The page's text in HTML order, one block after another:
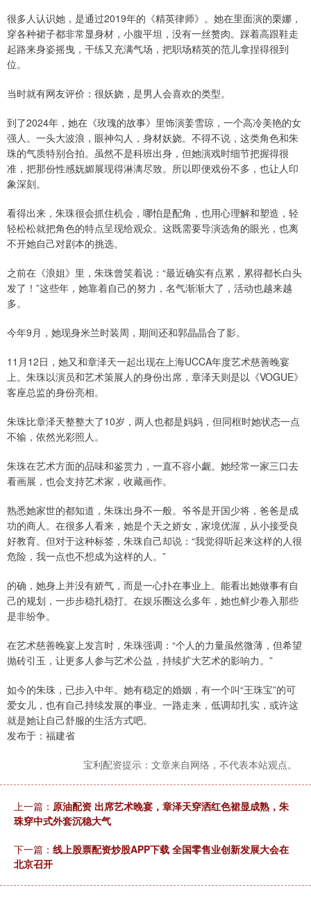
很多人认识她，是通过2019年的《精英律师》。她在里面演的栗娜，
穿各种裙子都非常显身材，小腹平坦，没有一丝赘肉。踩着高跟鞋走
起路来身姿摇曳，干练又充满气场，把职场精英的范儿拿捏得很到
位。
当时就有网友评价：很妖娆，是男人会喜欢的类型。
到了2024年，她在《玫瑰的故事》里饰演姜雪琼，一个高冷美艳的女
强人。一头大波浪，眼神勾人，身材妖娆。不得不说，这类角色和朱
珠的气质特别合拍。虽然不是科班出身，但她演戏时细节把握得很
准，把那份性感妩媚展现得淋漓尽致。所以即便戏份不多，也让人印
象深刻。
看得出来，朱珠很会抓住机会，哪怕是配角，也用心理解和塑造，轻
轻松松就把角色的特点呈现给观众。这既需要导演选角的眼光，也离
不开她自己对剧本的挑选。
之前在《浪姐》里，朱珠曾笑着说：“最近确实有点累，累得都长白头
发了！”这些年，她靠着自己的努力，名气渐渐大了，活动也越来越
多。
今年9月，她现身米兰时装周，期间还和郭晶晶合了影。
11月12日，她又和章泽天一起出现在上海UCCA年度艺术慈善晚宴
上。朱珠以演员和艺术策展人的身份出席，章泽天则是以《VOGUE》
客座总监的身份亮相。
朱珠比章泽天整整大了10岁，两人也都是妈妈，但同框时她状态一点
不输，依然光彩照人。
朱珠在艺术方面的品味和鉴赏力，一直不容小觑。她经常一家三口去
看画展，也会支持艺术家，收藏画作。
熟悉她家世的都知道，朱珠出身不一般。爷爷是开国少将，爸爸是成
功的商人。在很多人看来，她是个天之娇女，家境优渥，从小接受良
好教育。但对于这种标签，朱珠自己却说：“我觉得听起来这样的人很
危险，我一点也不想成为这样的人。”
的确，她身上并没有娇气，而是一心扑在事业上。能看出她做事有自
己的规划，一步步稳扎稳打。在娱乐圈这么多年，她也鲜少卷入那些
是非纷争。
在艺术慈善晚宴上发言时，朱珠强调：“个人的力量虽然微薄，但希望
抛砖引玉，让更多人参与艺术公益，持续扩大艺术的影响力。”
如今的朱珠，已步入中年。她有稳定的婚姻，有一个叫“王珠宝”的可
爱女儿，也有自己持续发展的事业。一路走来，低调却扎实，或许这
就是她让自己舒服的生活方式吧。
发布于：福建省
宝利配资提示：文章来自网络，不代表本站观点。
上一篇： 原油配资 出席艺术晚宴，章泽天穿洒红色裙显成熟，朱
珠穿中式外套沉稳大气
下一篇： 线上股票配资炒股APP下载 全国零售业创新发展大会在
北京召开